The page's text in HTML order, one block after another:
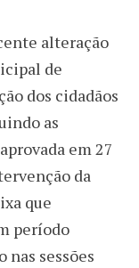
alteração
de
dos cidadãos
as
em 27
da
que
período
sessões